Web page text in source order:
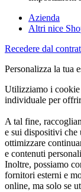
Azienda
Altri nice
Recedere dal
Personalizza la tua
Utilizziamo i cookie
individuale per
A tal fine,
e sui dispositivi
ottimizzare
e contenuti
Inoltre, possiamo
fornitori esterni e
online, ma solo se